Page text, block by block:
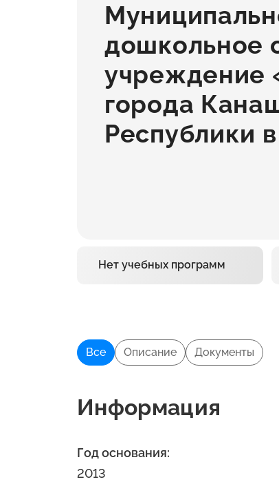
дошкольное
учреждение
города
Республики
Нет учебных программ
Все Описание Документы
Информация
Год основания:
2013